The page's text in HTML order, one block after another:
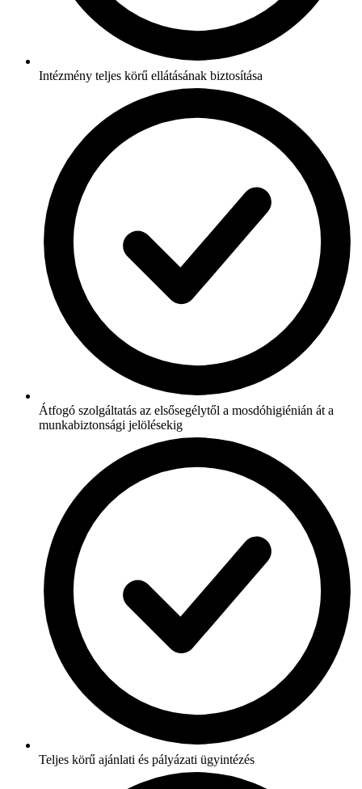
Intézmény teljes körű ellátásának biztosítása
Átfogó szolgáltatás az elsősegélytől a mosdóhigiénián át a
munkabiztonsági jelölésekig
Teljes körű ajánlati és pályázati ügyintézés